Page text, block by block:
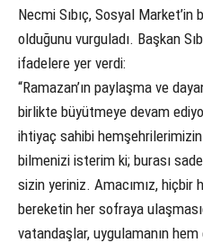
Necmi Sıbıç, Sosyal
olduğunu vurguladı. Başkan
ifadelere yer verdi:
“Ramazan’ın paylaşma ve
birlikte büyütmeye devam
ihtiyaç sahibi
bilmenizi isterim ki; burası
sizin yeriniz. Amacımız, hiçbir
bereketin her sofraya
vatandaşlar, uygulamanın